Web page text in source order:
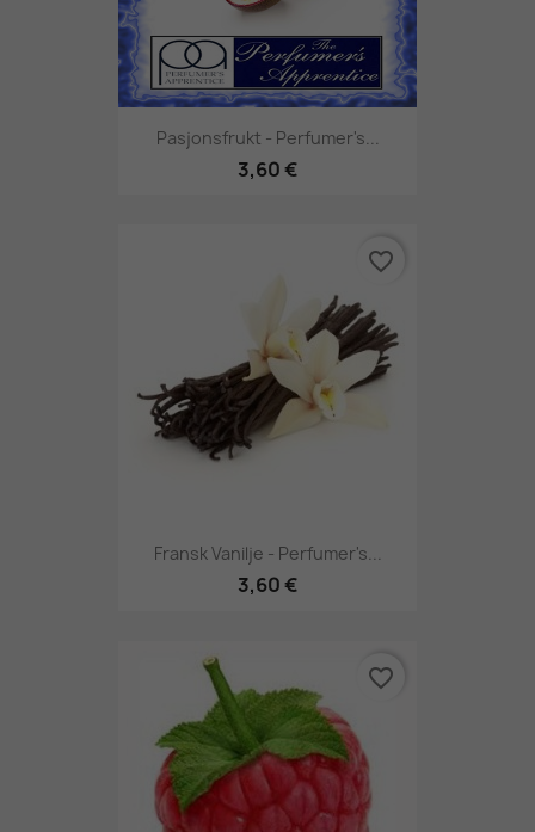
Pasjonsfrukt - Perfumer's...
3,60 €
Fransk Vanilje - Perfumer's...
3,60 €
favorite_border
favorite_border